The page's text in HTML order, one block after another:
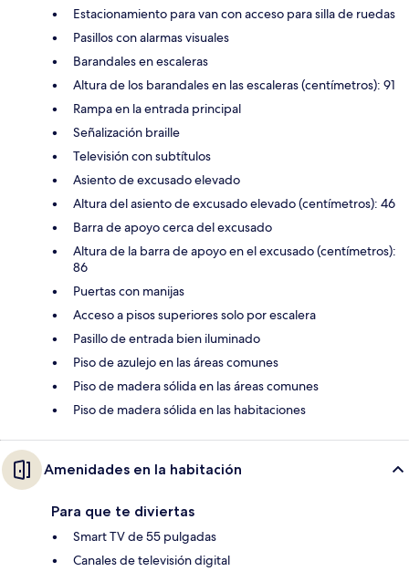
Estacionamiento para van con acceso para silla de ruedas
Pasillos con alarmas visuales
Barandales en escaleras
Altura de los barandales en las escaleras (centímetros): 91
Rampa en la entrada principal
Señalización braille
Televisión con subtítulos
Asiento de excusado elevado
Altura del asiento de excusado elevado (centímetros): 46
Barra de apoyo cerca del excusado
Altura de la barra de apoyo en el excusado (centímetros):
86
Puertas con manijas
Acceso a pisos superiores solo por escalera
Pasillo de entrada bien iluminado
Piso de azulejo en las áreas comunes
Piso de madera sólida en las áreas comunes
Piso de madera sólida en las habitaciones
Amenidades en la habitación
Para que te diviertas
Smart TV de 55 pulgadas
Canales de televisión digital